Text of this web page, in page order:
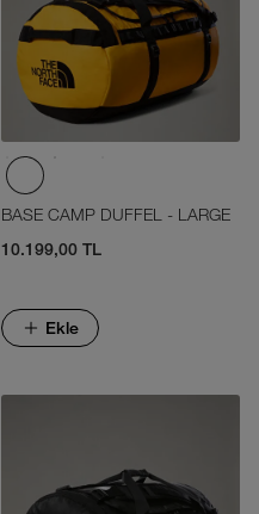
BASE CAMP DUFFEL - LARGE
10.199,00 TL
Ekle